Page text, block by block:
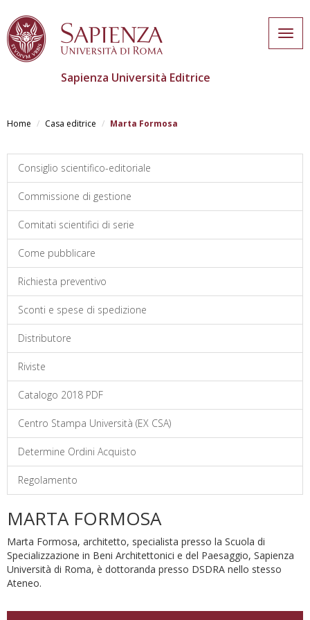
contenuto
Sapienza Università Editrice
Home Casa editrice Marta Formosa
Consiglio scientifico-editoriale
Commissione di gestione
Comitati scientifici di serie
Come pubblicare
Richiesta preventivo
Sconti e spese di spedizione
Distributore
Riviste
Catalogo 2018 PDF
Centro Stampa Università (EX CSA)
Determine Ordini Acquisto
Regolamento
MARTA FORMOSA
Marta Formosa, architetto, specialista presso la Scuola di
Specializzazione in Beni Architettonici e del Paesaggio, Sapienza
Università di Roma, è dottoranda presso DSDRA nello stesso
Ateneo.